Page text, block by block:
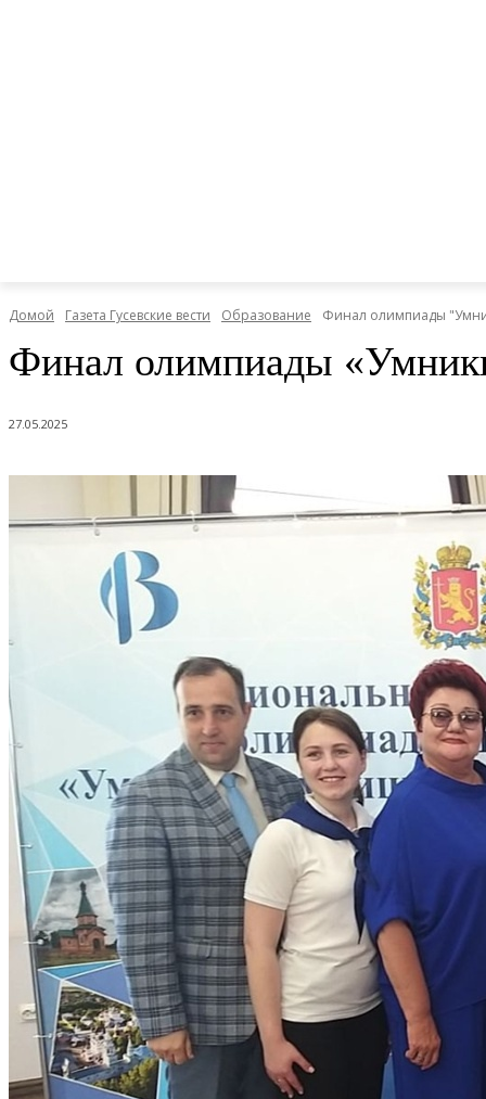
Домой Газета Гусевские вести Образование Финал олимпиады
Финал олимпиады
27.05.2025